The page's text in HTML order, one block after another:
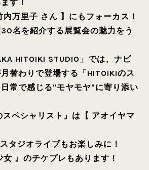
す！
万里子 さん 】にもフォーカス！
名を紹介する展覧会の魅力をう
HITOIKI STUDIO」では、ナビ
替わりで登場する「HITOIKIのス
常で感じる"モヤモヤ"に寄り添い
ペシャリスト」は【 アオイヤマ
タジオライブもお楽しみに！
』のチケプレもあります！